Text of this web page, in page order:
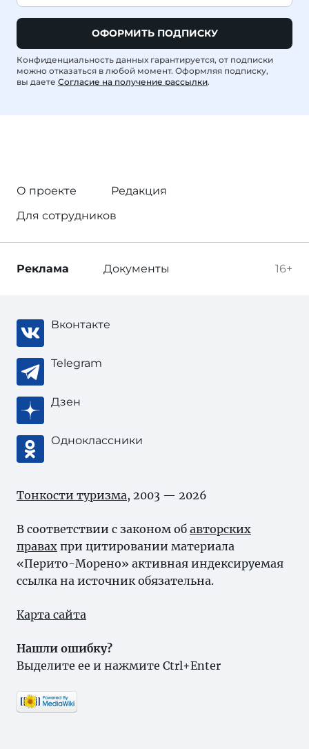
ОФОРМИТЬ ПОДПИСКУ
Конфиденциальность данных гарантируется, от подписки
можно отказаться в любой момент. Оформляя подписку,
вы даете Согласие на получение рассылки.
О проекте
Редакция
Для сотрудников
16+
Реклама Документы
Вконтакте
Telegram
Дзен
Одноклассники
Тонкости туризма, 2003 — 2026
В соответствии с законом об авторских
правах при цитировании материала
«Перито-Морено» активная индексируемая
ссылка на источник обязательна.
Карта сайта
Нашли ошибку?
Выделите ее и нажмите Ctrl+Enter